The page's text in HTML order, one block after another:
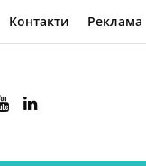
Контакти Реклама